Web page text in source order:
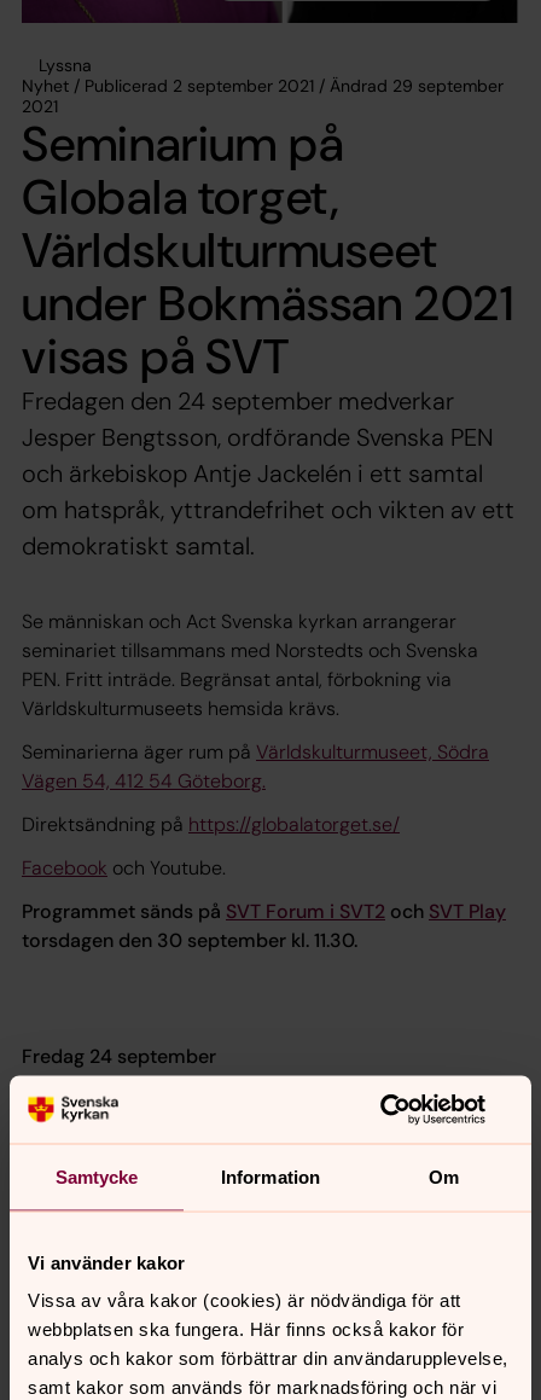
Samtycke Information Om
Vi använder kakor
Vissa av våra kakor (cookies) är nödvändiga för att
webbplatsen ska fungera. Här finns också kakor för
analys och kakor som förbättrar din användarupplevelse,
samt kakor som används för marknadsföring och när vi
Lyssna
Nyhet / Publicerad 2 september 2021 / Ändrad 29 september
2021
Seminarium på
Globala torget,
Världskulturmuseet
under Bokmässan 2021
visas på SVT
Fredagen den 24 september medverkar
Jesper Bengtsson, ordförande Svenska PEN
och ärkebiskop Antje Jackelén i ett samtal
om hatspråk, yttrandefrihet och vikten av ett
demokratiskt samtal.
Se människan och Act Svenska kyrkan arrangerar
seminariet tillsammans med Norstedts och Svenska
PEN. Fritt inträde. Begränsat antal, förbokning via
Världskulturmuseets hemsida krävs.
Seminarierna äger rum på Världskulturmuseet, Södra
Vägen 54, 412 54 Göteborg.
Direktsändning på https://globalatorget.se/
Facebook och Youtube.
Programmet sänds på SVT Forum i SVT2 och SVT Play
torsdagen den 30 september kl. 11.30.
Fredag 24 september
Kl. 17.10–17.40
Du blir vad du säger – om hatspråk,
yttrandefrihet och vikten av ett
Någonting har förändrats i sättet vi talar till varandra,
inte minst på sociala medier. Tonen blir hårdare, hot och
hat dominerar och polariseringen gör det svårare att
mötas i ett meningsfullt samtal. Hatspråk tystar röster,
och är därmed ett av de snabbast växande hoten mot